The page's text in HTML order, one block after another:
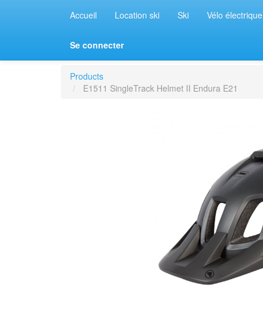
Accueil Location ski Ski Vélo électrique
Se connecter
Products
E1511 SingleTrack Helmet II Endura E21